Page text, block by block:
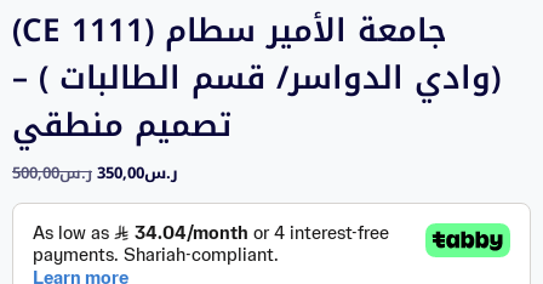
(CE 1111) جامعة الأمير سطام
(وادي الدواسر/ قسم الطالبات ) –
تصميم منطقي
ر.س500,00 ر.س350,00